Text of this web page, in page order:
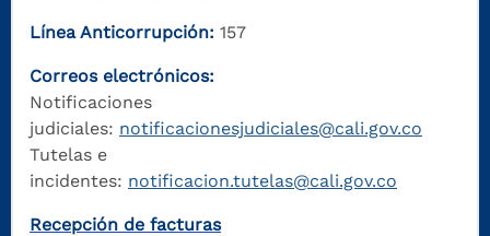
Línea Anticorrupción: 157
Correos electrónicos:
Notificaciones
judiciales: notificacionesjudiciales@cali.gov.co
Tutelas e
incidentes: notificacion.tutelas@cali.gov.co
Recepción de facturas